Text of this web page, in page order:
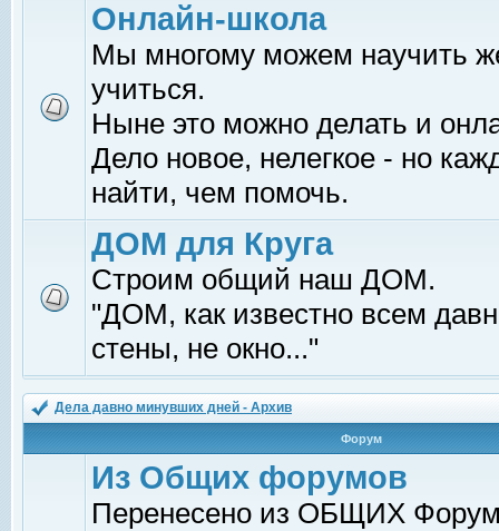
Онлайн-школа
Мы многому можем научить
учиться.
Ныне это можно делать и
Дело новое, нелегкое - но
найти, чем помочь.
ДОМ для Круга
Строим общий наш ДОМ.
"ДОМ, как известно всем
стены, не окно..."
Дела давно минувших дней - Архив
Форум
Из Общих форумов
Перенесено из ОБЩИХ